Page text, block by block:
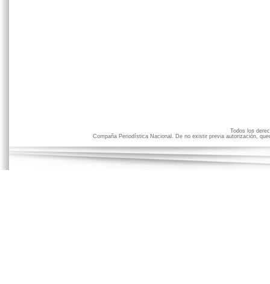
Todos los
Compaña Periodística Nacional. De no existir previa autorización,